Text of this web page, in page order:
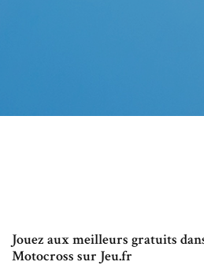
Jouez aux meilleurs gratuits
Motocross sur Jeu.fr